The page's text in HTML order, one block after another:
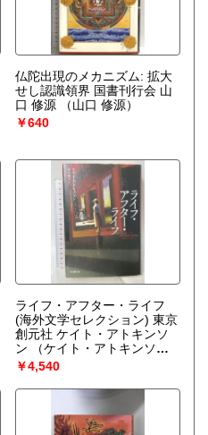
仏陀出現のメカニズム: 拡大
せし認識領界 国書刊行会 山
口 修源
（山口 修源）
￥640
ライフ・アフター・ライフ
(海外文学セレクション) 東京
創元社 ケイト・アトキンソ
ン
（ケイト・アトキンソ
ン）
￥4,540